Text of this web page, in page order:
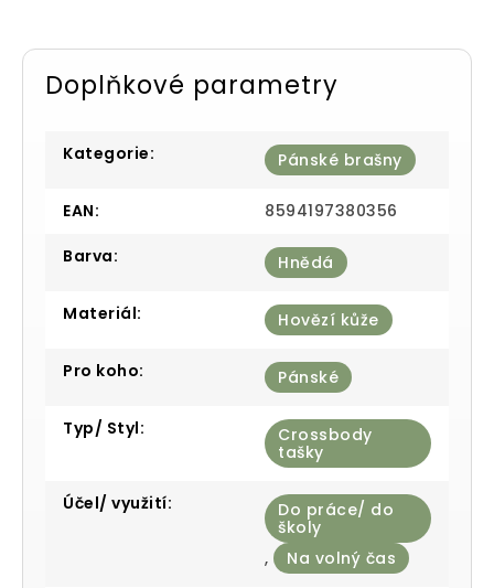
Doplňkové parametry
Kategorie: Pánské brašny
EAN: 8594197380356
Barva: Hnědá
Materiál: Hovězí kůže
Pro koho: Pánské
Typ/ Styl:
Crossbody
tašky
Účel/ využití:
Do práce/ do
školy
,
Na volný čas